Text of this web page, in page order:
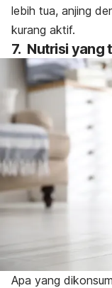
lebih tua, anjing
kurang aktif.
7. Nutrisi yang
Apa yang